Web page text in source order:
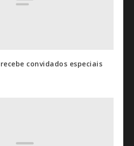
convidados especiais